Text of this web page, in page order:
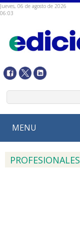
Jueves, 06 de agosto de 2026
06:03
MENU
PROFESIONALES